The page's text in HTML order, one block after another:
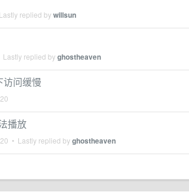
replied bywillsun
Lastly replied byghostheaven
访问缓慢
播放
• Lastly replied byghostheaven